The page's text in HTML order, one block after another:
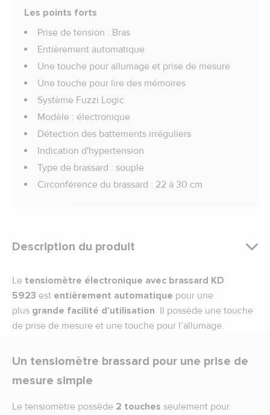
Les points forts
Prise de tension : Bras
Entièrement automatique
Une touche pour allumage et prise de mesure
Une touche pour lire des mémoires
Système Fuzzi Logic
Modèle : électronique
Détection des battements irréguliers
Indication d'hypertension
Type de brassard : souple
Circonférence du brassard : 22 à 30 cm
Description du produit
Le tensiomètre électronique avec brassard KD
5923 est entièrement automatique pour une
plus grande facilité d’utilisation. Il possède une touche
de prise de mesure et une touche pour l’allumage.
Un tensiomètre brassard pour une prise de
mesure simple
Le tensiomètre possède 2 touches seulement pour